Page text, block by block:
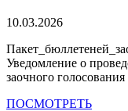
10.03.2026
Уведомление о
заочного
ПОСМОТРЕТЬ